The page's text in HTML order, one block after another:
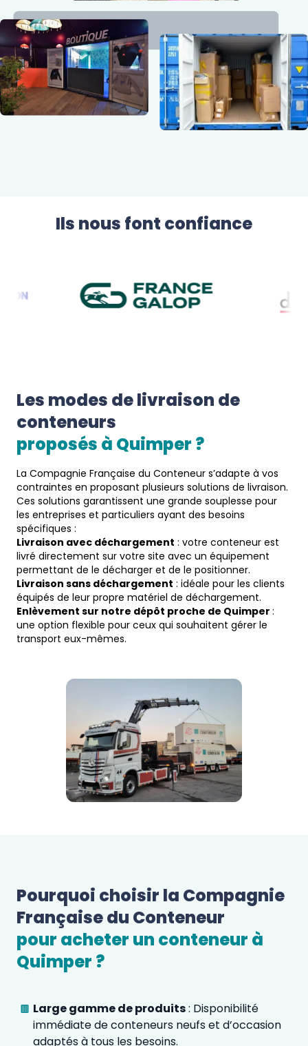
Ils nous font confiance
Les modes de livraison de
conteneurs
proposés à Quimper ?
La Compagnie Française du Conteneur s’adapte à vos
contraintes en proposant plusieurs solutions de livraison.
Ces solutions garantissent une grande souplesse pour
les entreprises et particuliers ayant des besoins
spécifiques :
Livraison avec déchargement : votre conteneur est
livré directement sur votre site avec un équipement
permettant de le décharger et de le positionner.
Livraison sans déchargement : idéale pour les clients
équipés de leur propre matériel de déchargement.
Enlèvement sur notre dépôt proche de Quimper :
une option flexible pour ceux qui souhaitent gérer le
transport eux-mêmes.
Pourquoi choisir la Compagnie
Française du Conteneur
Quimper ?
Large gamme de produits: Disponibilité
immédiate de conteneurs neufs et d’occasion
adaptés à tous les besoins.